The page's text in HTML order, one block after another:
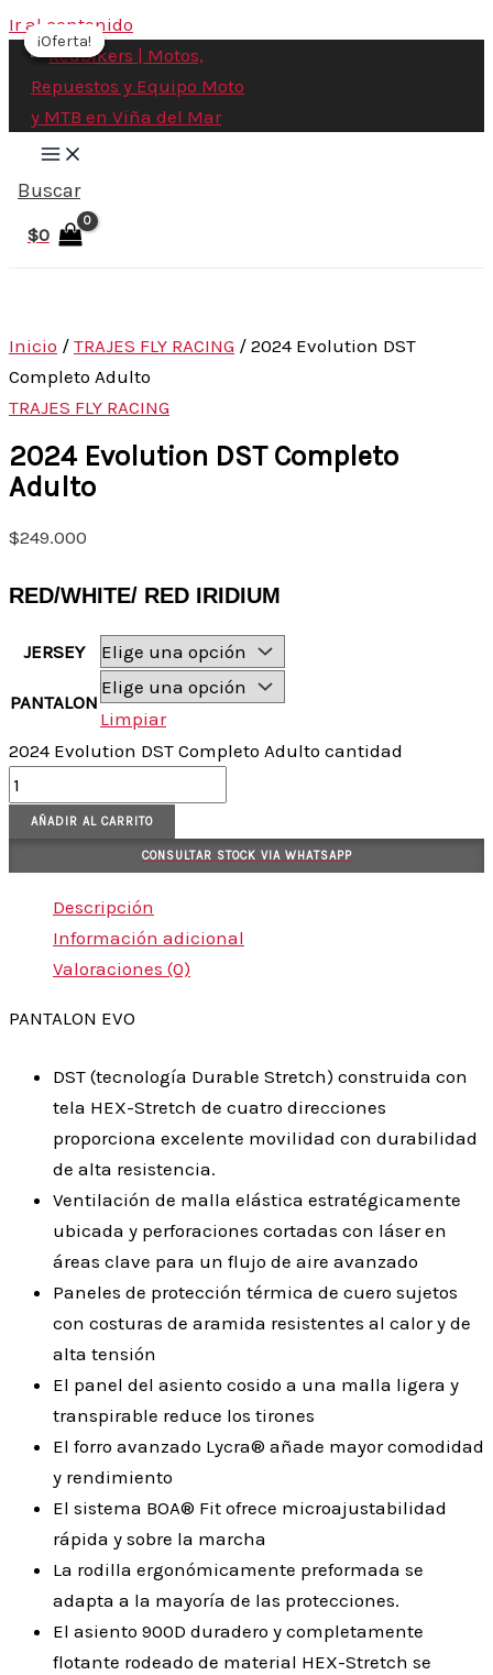
Ir al contenido
Buscar
$0
Inicio / TRAJES FLY RACING / 2024 Evolution DST
Completo Adulto
TRAJES FLY RACING
2024 Evolution DST Completo
Adulto
$249.000
RED/WHITE/ RED IRIDIUM
JERSEY
PANTALON
Limpiar
2024 Evolution DST Completo Adulto cantidad
AÑADIR AL CARRITO
CONSULTAR STOCK VIA WHATSAPP
Descripción
Información adicional
Valoraciones (0)
PANTALON EVO
DST (tecnología Durable Stretch) construida con
tela HEX-Stretch de cuatro direcciones
proporciona excelente movilidad con durabilidad
de alta resistencia.
Ventilación de malla elástica estratégicamente
ubicada y perforaciones cortadas con láser en
áreas clave para un flujo de aire avanzado
Paneles de protección térmica de cuero sujetos
con costuras de aramida resistentes al calor y de
alta tensión
El panel del asiento cosido a una malla ligera y
transpirable reduce los tirones
El forro avanzado Lycra® añade mayor comodidad
y rendimiento
El sistema BOA® Fit ofrece microajustabilidad
rápida y sobre la marcha
La rodilla ergonómicamente preformada se
adapta a la mayoría de las protecciones.
El asiento 900D duradero y completamente
flotante rodeado de material HEX-Stretch se
¡Oferta!
¡Oferta!
¡Oferta!
¡Oferta!